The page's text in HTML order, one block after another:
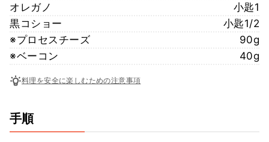
オレガノ
小匙1
黒コショー
小匙1/2
※プロセスチーズ
90g
※ベーコン
40g
料理を安全に楽しむための注意事項
手順